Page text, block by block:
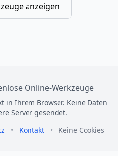
anzeigen
Online-Werkzeuge
in Ihrem Browser. Keine Daten
Server gesendet.
• Kontakt • Keine Cookies